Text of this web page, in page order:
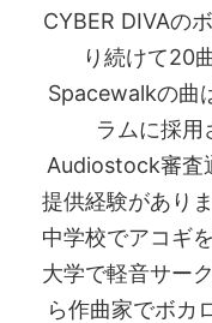
CYBER DIVAの
り続けて20
Spacewalkの曲
ラムに採用
Audiostock審査
提供経験があり
中学校でアコギ
大学で軽音サー
ら作曲家でボカ